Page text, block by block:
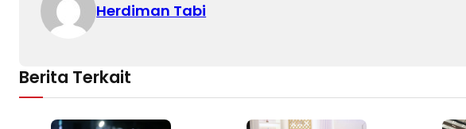
Herdiman Tabi
Berita Terkait